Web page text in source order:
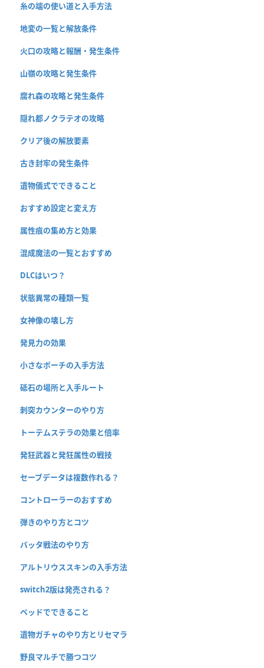
糸の端の使い道と入手方法
地変の一覧と解放条件
火口の攻略と報酬・発生条件
山嶺の攻略と発生条件
腐れ森の攻略と発生条件
隠れ都ノクラテオの攻略
クリア後の解放要素
古き封牢の発生条件
遺物儀式でできること
おすすめ設定と変え方
属性痕の集め方と効果
混成魔法の一覧とおすすめ
DLCはいつ？
状態異常の種類一覧
女神像の壊し方
発見力の効果
小さなポーチの入手方法
砥石の場所と入手ルート
刺突カウンターのやり方
トーテムステラの効果と倍率
発狂武器と発狂属性の戦技
セーブデータは複数作れる？
コントローラーのおすすめ
弾きのやり方とコツ
バッタ戦法のやり方
アルトリウススキンの入手方法
switch2版は発売される？
ベッドでできること
遺物ガチャのやり方とリセマラ
野良マルチで勝つコツ